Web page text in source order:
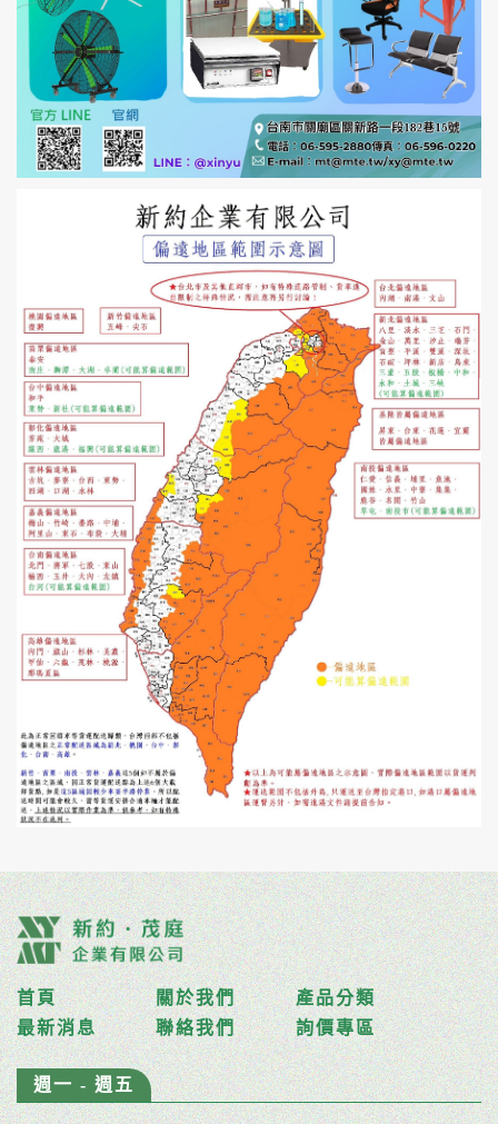
首頁 關於我們
產品分類
最新消息
聯絡我們 詢價專區
週一 - 週五